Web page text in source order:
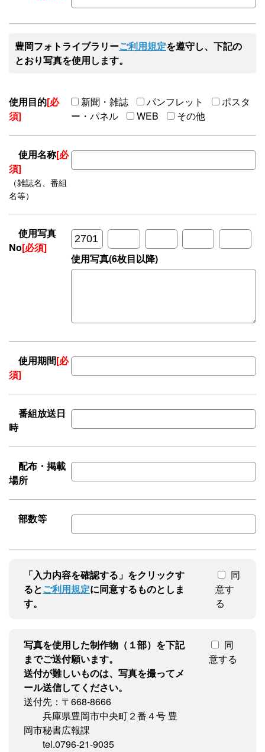
豊岡フォトライブラリーご利用規定を遵守し、下記の
とおり写真を使用します。
使用目的[必
須]
新聞・雑誌 パンフレット
ポスタ
ー・パネル
WEB その他
使用名称[必
須]
（雑誌名、番組
名等）
使用写真
No[必須]
使用写真(6枚目以降)
使用期間[必
須]
番組放送日
時
配布・掲載
場所
部数等
「入力内容を確認する」をクリックす
るとご利用規定に同意するものとしま
す。
同
意す
る
写真を使用した制作物（１部）を下記
までご送付願います。
送付が難しいものは、写真を撮ってメ
ール送信してください。
送付先：〒668-8666
兵庫県豊岡市中央町２番４号 豊
岡市秘書広報課
tel.0796-21-9035
同
意する